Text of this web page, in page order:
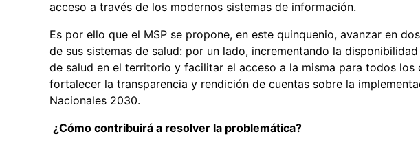
acceso a través de los modernos sistemas de información.
Es por ello que el MSP se propone, en este quinquenio, avanzar en
de sus sistemas de salud: por un lado, incrementando la
de salud en el territorio y facilitar el acceso a la misma para todos
fortalecer la transparencia y rendición de cuentas sobre la
Nacionales 2030.
¿Cómo contribuirá a resolver la problemática?